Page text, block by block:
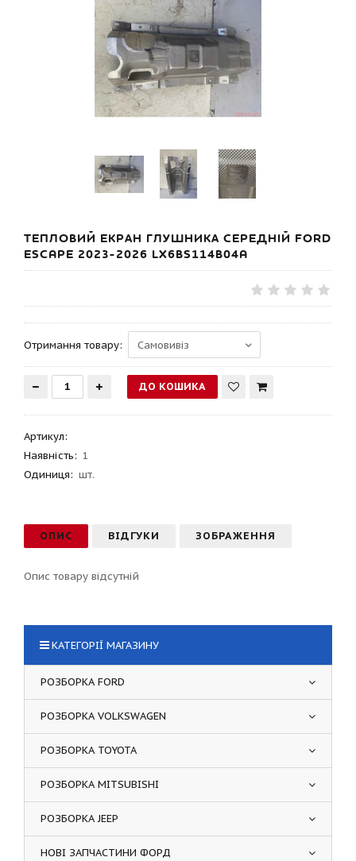
ТЕПЛОВИЙ ЕКРАН ГЛУШНИКА СЕРЕДНІЙ FORD
ESCAPE 2023-2026 LX6BS114B04A
Отримання товару:
Артикул:
Наявність: 1
Одиниця: шт.
ОПИС ВІДГУКИ ЗОБРАЖЕННЯ
Опис товару відсутній
КАТЕГОРІЇ МАГАЗИНУ
РОЗБОРКА FORD
РОЗБОРКА VOLKSWAGEN
РОЗБОРКА TOYOTA
РОЗБОРКА MITSUBISHI
РОЗБОРКА JEEP
НОВІ ЗАПЧАСТИНИ ФОРД